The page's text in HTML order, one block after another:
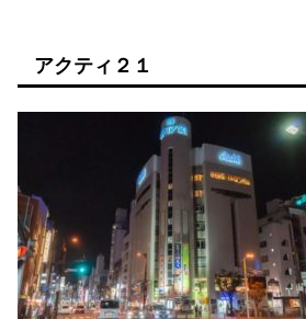
アクティ２１